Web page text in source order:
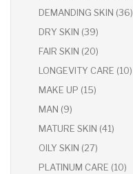
DEMANDING SKIN (36)
DRY SKIN (39)
FAIR SKIN (20)
LONGEVITY CARE (10)
MAKE UP (15)
MAN (9)
MATURE SKIN (41)
OILY SKIN (27)
PLATINUM CARE (10)